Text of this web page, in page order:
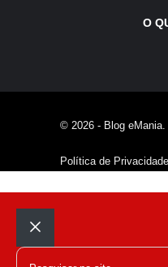
O
© 2026 - Blog
Política de Privacidade
Fechar
Pesquisar